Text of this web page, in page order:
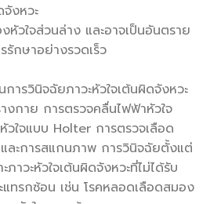
งหวะ
หัวใจส่วนล่าง และอาจเป็นอันตราย
รักษาอย่างรวดเร็ว
ารวินิจฉัยภาวะหัวใจเต้นผิดจังหวะ
งกาย การตรวจคลื่นไฟฟ้าหัวใจ
วใจแบบ Holter การตรวจเลือด
ละการสแกนภาพ การวินิจฉัยตั้งแต่
าวะหัวใจเต้นผิดจังหวะที่ไม่ได้รับ
แทรกซ้อน เช่น โรคหลอดเลือดสมอง